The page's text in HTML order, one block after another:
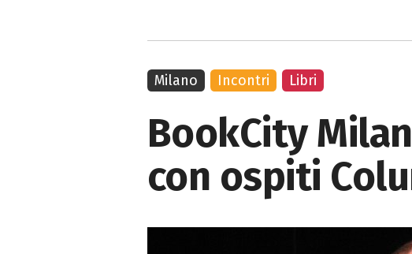
BookCity
con ospiti
Milano Incontri Libri